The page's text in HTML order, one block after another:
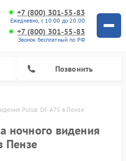
+7 (800) 301-55-83
Ежедневно, с 10:00 до 20:00
+7 (800) 301-55-83
Звонок бесплатный по РФ
Позвонить
Pulsar DF A75 в Пензе
ночного видения
Пензе